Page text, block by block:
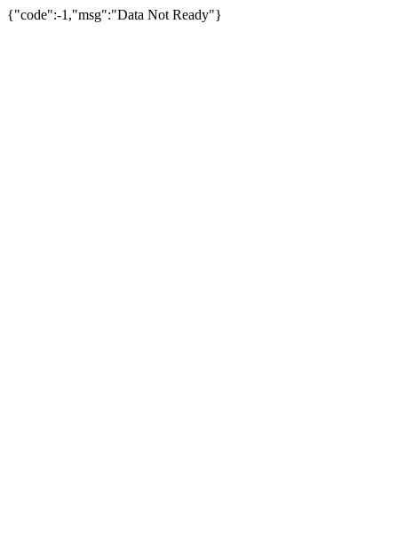
{"code":-1,"msg":"Data Not Ready"}